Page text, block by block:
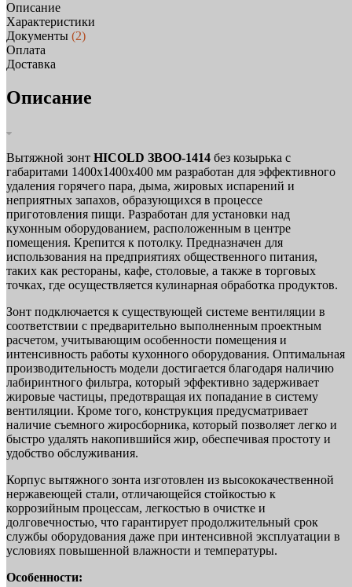
Описание
Характеристики
Документы (2)
Оплата
Доставка
Описание
Вытяжной зонт HICOLD ЗВОО-1414 без козырька с
габаритами 1400х1400х400 мм разработан для эффективного
удаления горячего пара, дыма, жировых испарений и
неприятных запахов, образующихся в процессе
приготовления пищи. Разработан для установки над
кухонным оборудованием, расположенным в центре
помещения. Крепится к потолку. Предназначен для
использования на предприятиях общественного питания,
таких как рестораны, кафе, столовые, а также в торговых
точках, где осуществляется кулинарная обработка продуктов.
Зонт подключается к существующей системе вентиляции в
соответствии с предварительно выполненным проектным
расчетом, учитывающим особенности помещения и
интенсивность работы кухонного оборудования. Оптимальная
производительность модели достигается благодаря наличию
лабиринтного фильтра, который эффективно задерживает
жировые частицы, предотвращая их попадание в систему
вентиляции. Кроме того, конструкция предусматривает
наличие съемного жиросборника, который позволяет легко и
быстро удалять накопившийся жир, обеспечивая простоту и
удобство обслуживания.
Корпус вытяжного зонта изготовлен из высококачественной
нержавеющей стали, отличающейся стойкостью к
коррозийным процессам, легкостью в очистке и
долговечностью, что гарантирует продолжительный срок
службы оборудования даже при интенсивной эксплуатации в
условиях повышенной влажности и температуры.
Особенности: